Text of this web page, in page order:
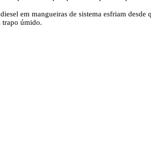
em mangueiras de sistema esfriam desde
trapo úmido.